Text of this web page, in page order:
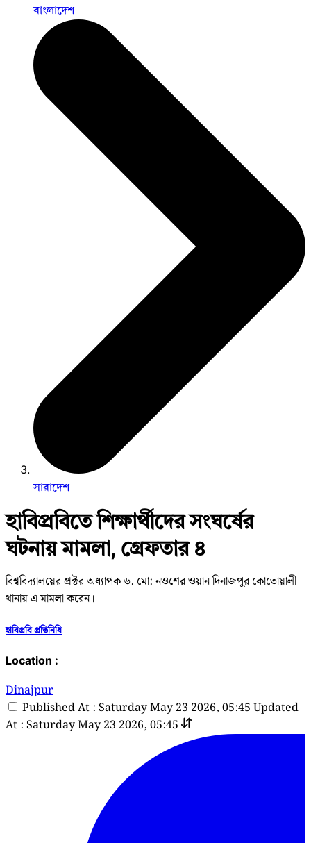
বাংলাদেশ
সারাদেশ
হাবিপ্রবিতে শিক্ষার্থীদের সংঘর্ষের
ঘটনায় মামলা, গ্রেফতার ৪
বিশ্ববিদ্যালয়ের প্রক্টর অধ্যাপক ড. মো: নওশের ওয়ান দিনাজপুর কোতোয়ালী
থানায় এ মামলা করেন।
হাবিপ্রবি প্রতিনিধি
Location :
Dinajpur
Published At : Saturday May 23 2026, 05:45 Updated
At : Saturday May 23 2026, 05:45